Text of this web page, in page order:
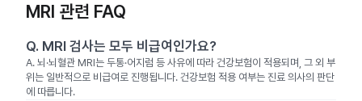
MRI 관련 FAQ
Q. MRI 검사는 모두 비급여인가요?
A. 뇌·뇌혈관 MRI는 두통·어지럼 등 사유에 따라 건강보험이 적용되며, 그 외 부
위는 일반적으로 비급여로 진행됩니다. 건강보험 적용 여부는 진료 의사의 판단
에 따릅니다.